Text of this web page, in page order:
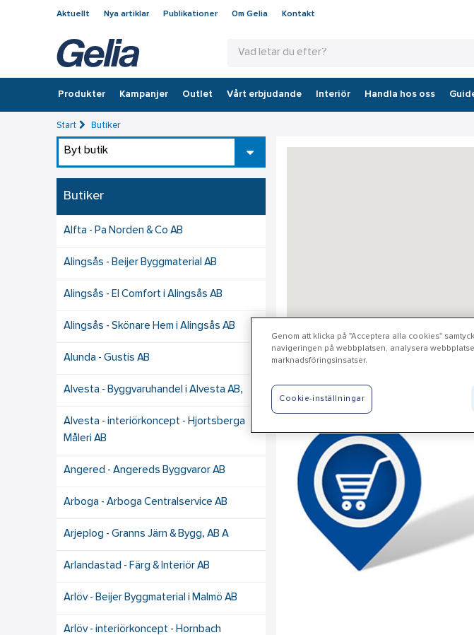
Aktuellt Nya artiklar Publikationer Om Gelia Kontakt
Produkter Kampanjer Outlet Vårt erbjudande Interiör Handla hos oss
Start Butiker
Byt butik
Butiker
Alfta - Pa Norden & Co AB
Alingsås - Beijer Byggmaterial AB
Alingsås - El Comfort i Alingsås AB
Alingsås - Skönare Hem i Alingsås AB
Alunda - Gustis AB
Alvesta - Byggvaruhandel i Alvesta AB,
Alvesta - interiörkoncept - Hjortsberga
Måleri AB
Angered - Angereds Byggvaror AB
Arboga - Arboga Centralservice AB
Arjeplog - Granns Järn & Bygg, AB A
Arlandastad - Färg & Interiör AB
Arlöv - Beijer Byggmaterial i Malmö AB
Arlöv - interiörkoncept - Hornbach
Bollnäs - Björks
Genom att klicka på "Acceptera alla cookies"
navigeringen på webbplatsen, analysera
marknadsföringsinsatser.
Cookie-inställningar